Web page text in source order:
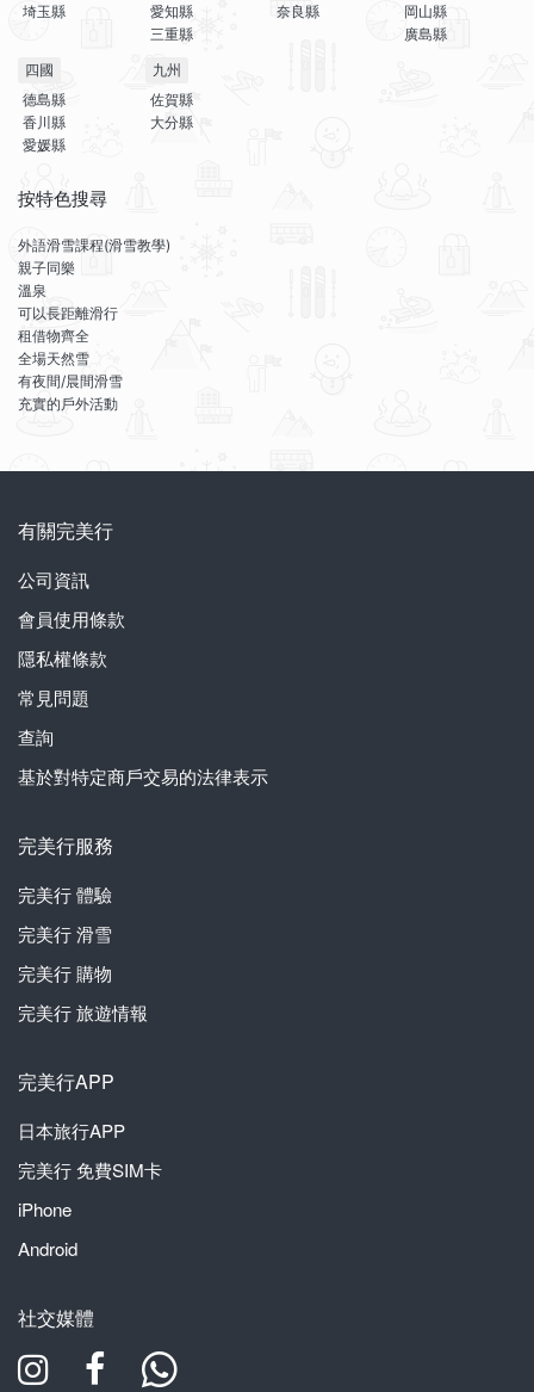
埼玉縣
愛知縣
三重縣
奈良縣
岡山縣
廣島縣
四國
德島縣
香川縣
愛媛縣
九州
佐賀縣
大分縣
按特色搜尋
外語滑雪課程(滑雪教學)
親子同樂
溫泉
可以長距離滑行
租借物齊全
全場天然雪
有夜間/晨間滑雪
充實的戶外活動
有關完美行
公司資訊
會員使用條款
隱私權條款
常見問題
查詢
基於對特定商戶交易的法律表示
完美行服務
完美行體驗
完美行滑雪
完美行購物
完美行旅遊情報
完美行APP
日本旅行APP
完美行免費SIM卡
iPhone
Android
社交媒體